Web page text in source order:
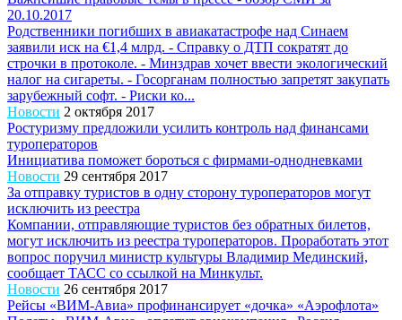
20.10.2017
Родственники погибших в авиакатастрофе над Синаем
заявили иск на €1,4 млрд. - Справку о ДТП сократят до
строчки в протоколе. - Минздрав хочет ввести экологический
налог на сигареты. - Госорганам полностью запретят закупать
зарубежный софт. - Риски ко...
Новости 2 октября 2017
Ростуризму предложили усилить контроль над финансами
туроператоров
Инициатива поможет бороться с фирмами-однодневками
Новости 29 сентября 2017
За отправку туристов в одну сторону туроператоров могут
исключить из реестра
Компании, отправляющие туристов без обратных билетов,
могут исключить из реестра туроператоров. Проработать этот
вопрос поручил министр культуры Владимир Мединский,
сообщает ТАСС со ссылкой на Минкульт.
Новости 26 сентября 2017
Рейсы «ВИМ-Авиа» профинансирует «дочка» «Аэрофлота»